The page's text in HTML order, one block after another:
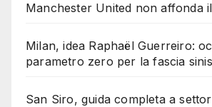
Manchester United non affonda
Milan, idea Raphaël Guerreiro:
parametro zero per la fascia
San Siro, guida completa a